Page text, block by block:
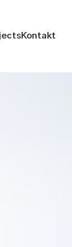
Kontakt